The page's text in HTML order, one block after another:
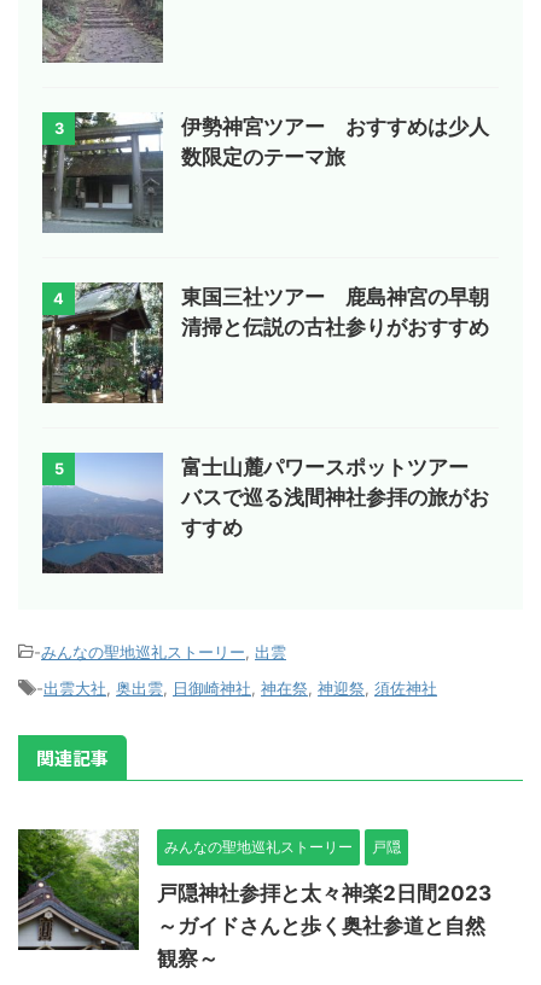
3
伊勢神宮ツアー おすすめは少人
数限定のテーマ旅
4
東国三社ツアー 鹿島神宮の早朝
清掃と伝説の古社参りがおすすめ
5
富士山麓パワースポットツアー
バスで巡る浅間神社参拝の旅がお
すすめ
-みんなの聖地巡礼ストーリー 出雲
-出雲大社 奥出雲 日御崎神社 神在祭 神迎祭 須佐神社
関連記事
みんなの聖地巡礼ストーリー 戸隠
戸隠神社参拝と太々神楽2日間2023
～ガイドさんと歩く奥社参道と自然
観察～